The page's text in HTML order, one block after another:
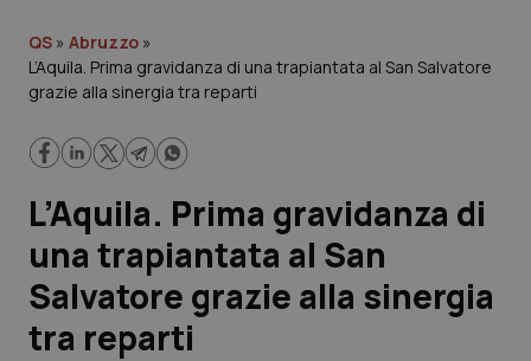
Governo e Parlamento
Regioni e Asl
Lavoro e Professioni
Scienza e Farmaci
Studi e Analisi
QS » Abruzzo »
L’Aquila. Prima gravidanza di una trapiantata al San Salvatore
grazie alla sinergia tra reparti
L’Aquila. Prima gravidanza di
una trapiantata al San
Salvatore grazie alla sinergia
tra reparti